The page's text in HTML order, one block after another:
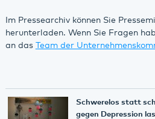
Im Pressearchiv können Sie
herunterladen. Wenn Sie Fragen
an das Team der
Schwerelos statt
gegen Depression